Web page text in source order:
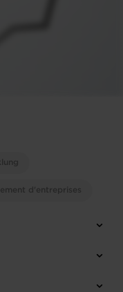
d'entreprises